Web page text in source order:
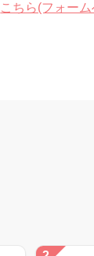
こちら(フォー